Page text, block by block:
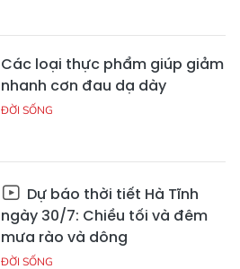
Các loại thực phẩm giúp giảm
nhanh cơn đau dạ dày
ĐỜI SỐNG
Dự báo thời tiết Hà Tĩnh
ngày 30/7: Chiều tối và đêm
mưa rào và dông
ĐỜI SỐNG